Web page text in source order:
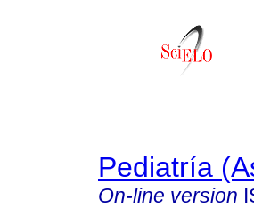
Pediatría
On-line version